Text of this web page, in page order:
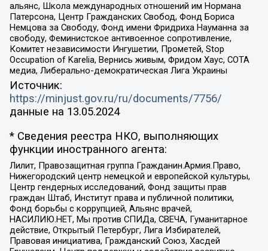
альянс, Школа международных отношений им Нормана
Патерсона, Центр Гражданских Свобод, Фонд Бориса
Немцова за Свободу, Фонд имени Фридриха Науманна за
свободу, Феминистское антивоенное сопротивление,
Комитет независимости Ингушетии, Прометей, Stop
Occupation of Karelia, Вернись живым, Фридом Хаус, СОТА
медиа, Либерально-демократическая Лига Украины
Источник:
https://minjust.gov.ru/ru/documents/7756/
данные на 13.05.2024
* Сведения реестра НКО, выполняющих
функции иностранного агента:
Лилит, Правозащитная группа Гражданин.Армия.Право,
Нижегородский центр немецкой и европейской культуры,
Центр гендерных исследований, Фонд защиты прав
граждан Штаб, Институт права и публичной политики,
Фонд борьбы с коррупцией, Альянс врачей,
НАСИЛИЮ.НЕТ, Мы против СПИДа, СВЕЧА, Гуманитарное
действие, Открытый Петербург, Лига Избирателей,
Правовая инициатива, Гражданский Союз, Хасдей